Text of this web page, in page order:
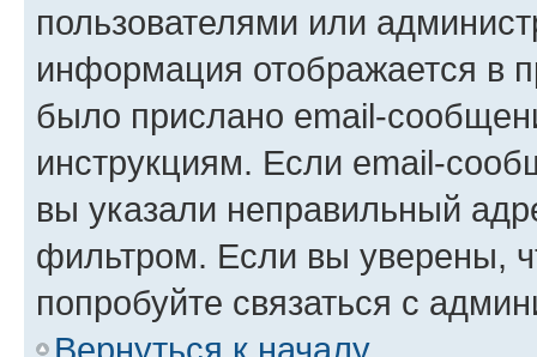
пользователями или
информация отображается в
было прислано email-
инструкциям. Если email-
вы указали неправильный
фильтром. Если вы уверены,
попробуйте связаться с
Вернуться к началу